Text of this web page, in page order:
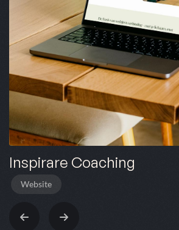
Inspirare Coaching
Website